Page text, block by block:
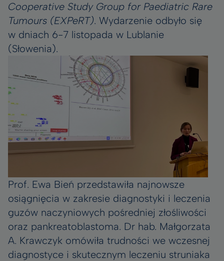
Cooperative Study Group for Paediatric Rare
Tumours (EXPeRT). Wydarzenie odbyło się
w dniach 6-7 listopada w Lublanie
(Słowenia).
Prof. Ewa Bień przedstawiła najnowsze
osiągnięcia w zakresie diagnostyki i leczenia
guzów naczyniowych pośredniej złośliwości
oraz pankreatoblastoma. Dr hab. Małgorzata
A. Krawczyk omówiła trudności we wczesnej
diagnostyce i skutecznym leczeniu struniaka